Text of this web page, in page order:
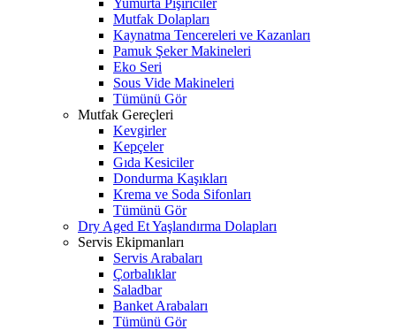
Yumurta Pişiriciler
Mutfak Dolapları
Kaynatma Tencereleri ve Kazanları
Pamuk Şeker Makineleri
Eko Seri
Sous Vide Makineleri
Tümünü Gör
Mutfak Gereçleri
Kevgirler
Kepçeler
Gıda Kesiciler
Dondurma Kaşıkları
Krema ve Soda Sifonları
Tümünü Gör
Dry Aged Et Yaşlandırma Dolapları
Servis Ekipmanları
Servis Arabaları
Çorbalıklar
Saladbar
Banket Arabaları
Tümünü Gör